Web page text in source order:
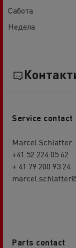
Сабота
Недела
Service contact
Marcel Schlatter
+41 52 224 05 62
+ 41 79 200 93 24
Parts contact